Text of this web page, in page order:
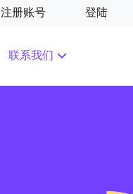
注册账号 登陆
联系我们